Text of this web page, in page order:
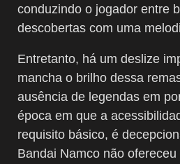
conduzindo o jogador entre
descobertas com uma
Entretanto, há um deslize
mancha o brilho dessa
ausência de legendas em
época em que a
requisito básico, é
Bandai Namco não